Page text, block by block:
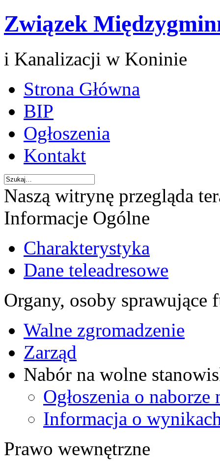
Związek
i Kanalizacji w Koninie
Strona Główna
BIP
Ogłoszenia
Kontakt
Naszą witrynę przegląda
Informacje Ogólne
Charakterystyka
Dane teleadresowe
Organy, osoby
Walne zgromadzenie
Zarząd
Nabór na wolne
Ogłoszenia o
Informacja o
Prawo wewnętrzne